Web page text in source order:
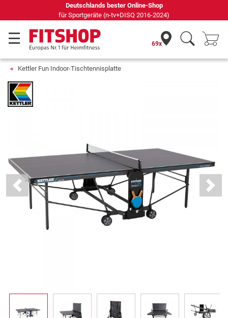
Seit 42 Jahren Ihr Experte für Heimfitness
69x
Kettler Fun Indoor-Tischtennisplatte
Previous Next